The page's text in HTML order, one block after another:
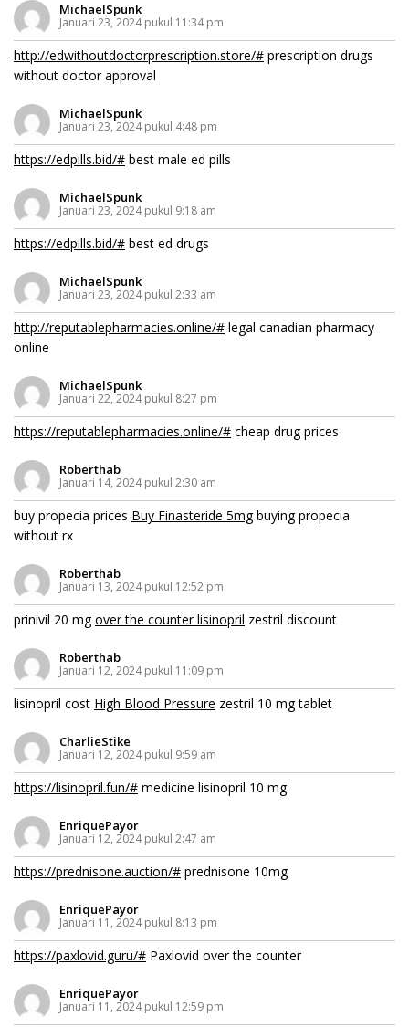
MichaelSpunk
Januari 23, 2024 pukul 11:34 pm
http://edwithoutdoctorprescription.store/# prescription drugs
without doctor approval
MichaelSpunk
Januari 23, 2024 pukul 4:48 pm
https://edpills.bid/# best male ed pills
MichaelSpunk
Januari 23, 2024 pukul 9:18 am
https://edpills.bid/# best ed drugs
MichaelSpunk
Januari 23, 2024 pukul 2:33 am
http://reputablepharmacies.online/# legal canadian pharmacy
online
MichaelSpunk
Januari 22, 2024 pukul 8:27 pm
https://reputablepharmacies.online/# cheap drug prices
Roberthab
Januari 14, 2024 pukul 2:30 am
buy propecia prices Buy Finasteride 5mgbuying propecia
without rx
Roberthab
Januari 13, 2024 pukul 12:52 pm
prinivil 20 mgover the counter lisinopril zestril discount
Roberthab
Januari 12, 2024 pukul 11:09 pm
lisinopril cost High Blood Pressure zestril 10 mg tablet
CharlieStike
Januari 12, 2024 pukul 9:59 am
https://lisinopril.fun/# medicine lisinopril 10 mg
EnriquePayor
Januari 12, 2024 pukul 2:47 am
https://prednisone.auction/# prednisone 10mg
EnriquePayor
Januari 11, 2024 pukul 8:13 pm
https://paxlovid.guru/# Paxlovid over the counter
EnriquePayor
Januari 11, 2024 pukul 12:59 pm